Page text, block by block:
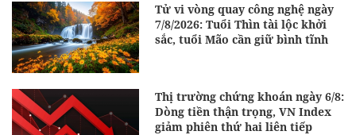
Tử vi vòng quay công nghệ ngày
7/8/2026: Tuổi Thìn tài lộc khởi
sắc, tuổi Mão cần giữ bình tĩnh
Thị trường chứng khoán ngày 6/8:
Dòng tiền thận trọng, VN Index
giảm phiên thứ hai liên tiếp